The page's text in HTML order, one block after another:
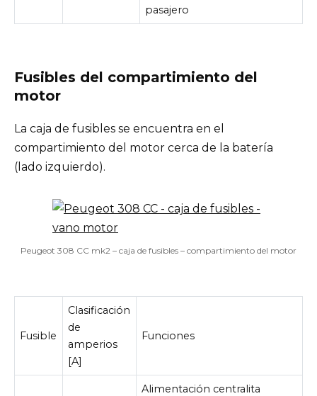
pasajero
Fusibles del compartimiento del
motor
La caja de fusibles se encuentra en el
compartimiento del motor cerca de la batería
(lado izquierdo).
Peugeot 308 CC mk2 – caja de fusibles – compartimiento del motor
Fusible
Clasificación
de
amperios
[A]
Funciones
Alimentación centralita